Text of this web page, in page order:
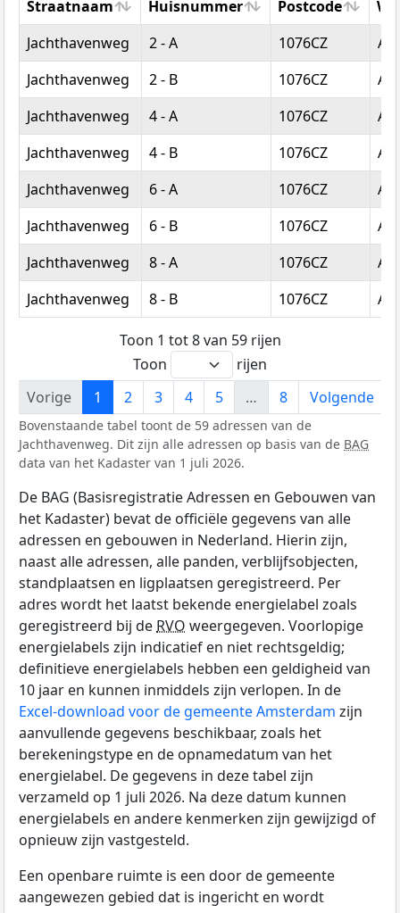
Straatnaam Huisnummer Postcode
Straatnaam
Huisnummer Postcode
Jachthavenweg 2 - A 1076CZ
Jachthavenweg
2 - B 1076CZ
Jachthavenweg
4 - A 1076CZ
Jachthavenweg
4 - B 1076CZ
Jachthavenweg
6 - A 1076CZ
Jachthavenweg
6 - B 1076CZ
Jachthavenweg
8 - A 1076CZ
Jachthavenweg
8 - B 1076CZ
Toon 1 tot 8 van 59 rijen
Toon
rijen
Vorige
1 2 3 4 5 … 8 Volgende
Bovenstaande tabel toont de 59 adressen van de
Jachthavenweg. Dit zijn alle adressen op basis van de BAG
data van het Kadaster van 1 juli 2026.
De BAG (Basisregistratie Adressen en Gebouwen van
het Kadaster) bevat de officiële gegevens van alle
adressen en gebouwen in Nederland. Hierin zijn,
naast alle adressen, alle panden, verblijfsobjecten,
standplaatsen en ligplaatsen geregistreerd. Per
adres wordt het laatst bekende energielabel zoals
geregistreerd bij de RVO weergegeven. Voorlopige
energielabels zijn indicatief en niet rechtsgeldig;
definitieve energielabels hebben een geldigheid van
10 jaar en kunnen inmiddels zijn verlopen. In de
Excel-download voor de gemeente Amsterdam zijn
aanvullende gegevens beschikbaar, zoals het
berekeningstype en de opnamedatum van het
energielabel. De gegevens in deze tabel zijn
verzameld op 1 juli 2026. Na deze datum kunnen
energielabels en andere kenmerken zijn gewijzigd of
opnieuw zijn vastgesteld.
Een openbare ruimte is een door de gemeente
aangewezen gebied dat is ingericht en wordt